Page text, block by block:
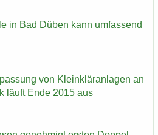
in Bad Düben kann um­fas­send
von Klein­klär­an­la­gen an
läuft Ende 2015 aus